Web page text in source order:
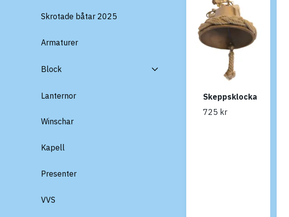
Skrotade båtar 2025
Armaturer
Block
Lanternor
Winschar
Kapell
Presenter
VVS
Skeppsklocka
725 kr